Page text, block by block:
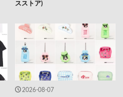
スストア)
2026-08-07